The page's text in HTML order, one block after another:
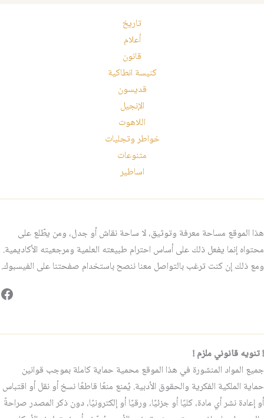
تاريخ
أعلام
قانون
كنيسة انطاكية
قديسون
الإنجيل
اللاهوت
خواطر وتجليات
متنوعات
اساطير
هذا الموقع مساحة معرفة وتوثيق، لا ساحة نقاش أو جدل، ومن يطّلع على
محتواه إنما يفعل ذلك على أساس احترام طبيعته العلمية ومرجعيته الأكاديمية.
ومع ذلك إن كنت ترغب بالتواصل معنا ننصح باستخدام صفحتنا على الفيسبوك.
! تنويه قانوني ملزم !
جميع المواد المنشورة في هذا الموقع محمية حماية كاملة بموجب قوانين
حماية الملكية الفكرية والحقوق الأدبية. يُمنع منعًا قاطعًا نسخ أو نقل أو اقتباس
أو إعادة نشر أي مادة، كليًا أو جزئيًا، ورقيًا أو إلكترونيًا، دون ذكر المصدر صراحةً